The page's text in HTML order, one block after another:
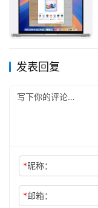
发表回复
*昵称：
*邮箱：